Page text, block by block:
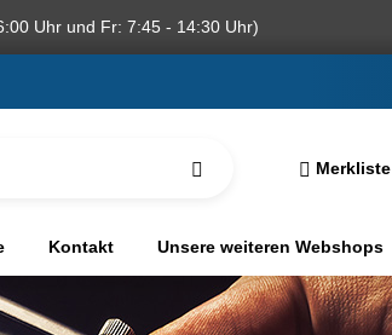
Uhr und Fr: 7:45 - 14:30 Uhr)
Merkliste
Kontakt Unsere weiteren Webshops